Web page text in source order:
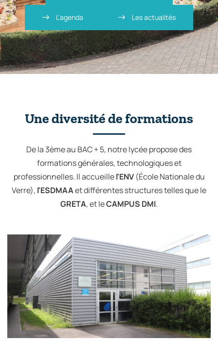
L'agenda Les actualités
Une diversité de formations
De la 3ème au BAC + 5, notre lycée propose des
formations générales, technologiques et
professionnelles. Il accueillel'ENV(École Nationale du
Verre), l'ESDMAAet différentes structures telles que le
GRETA, et leCAMPUS DMI.